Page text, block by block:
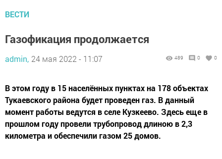
ВЕСТИ
Газофикация продолжается
admin, 24 мая 2022 - 11:07 489 0 0
В этом году в 15 населённых пунктах на 178 объектах
Тукаевского района будет проведен газ. В данный
момент работы ведутся в селе Кузкеево. Здесь еще в
прошлом году провели трубопровод длиною в 2,3
километра и обеспечили газом 25 домов.